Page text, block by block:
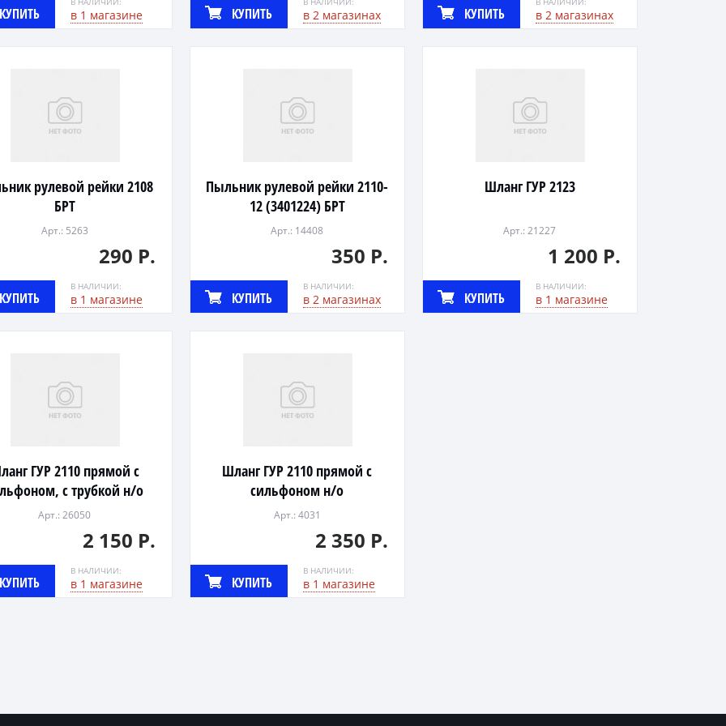
КУПИТЬ в 1 магазине КУПИТЬ в 2 магазинах КУПИТЬ в 2 магазинах
рулевой рейки 2108
БРТ
Арт.: 5263
290 Р.
КУПИТЬ
В НАЛИЧИИ:
в 1 магазине
Пыльник рулевой рейки 2110-
12 (3401224) БРТ
Арт.: 14408
350 Р.
КУПИТЬ
В НАЛИЧИИ:
в 2 магазинах
Шланг ГУР 2123
Арт.: 21227
1 200 Р.
КУПИТЬ
В НАЛИЧИИ:
в 1 магазине
ГУР 2110 прямой с
с трубкой н/о
(2шт.)
Арт.: 26050
2 150 Р.
КУПИТЬ
В НАЛИЧИИ:
в 1 магазине
Шланг ГУР 2110 прямой с
сильфоном н/о
Арт.: 4031
2 350 Р.
КУПИТЬ
В НАЛИЧИИ:
в 1 магазине